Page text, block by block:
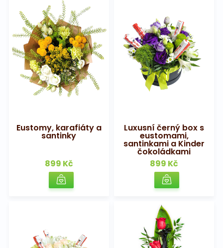
Eustomy, karafiáty a
santinky
899 Kč
Luxusní černý box s
eustomami,
santinkami a Kinder
čokoládkami
899 Kč